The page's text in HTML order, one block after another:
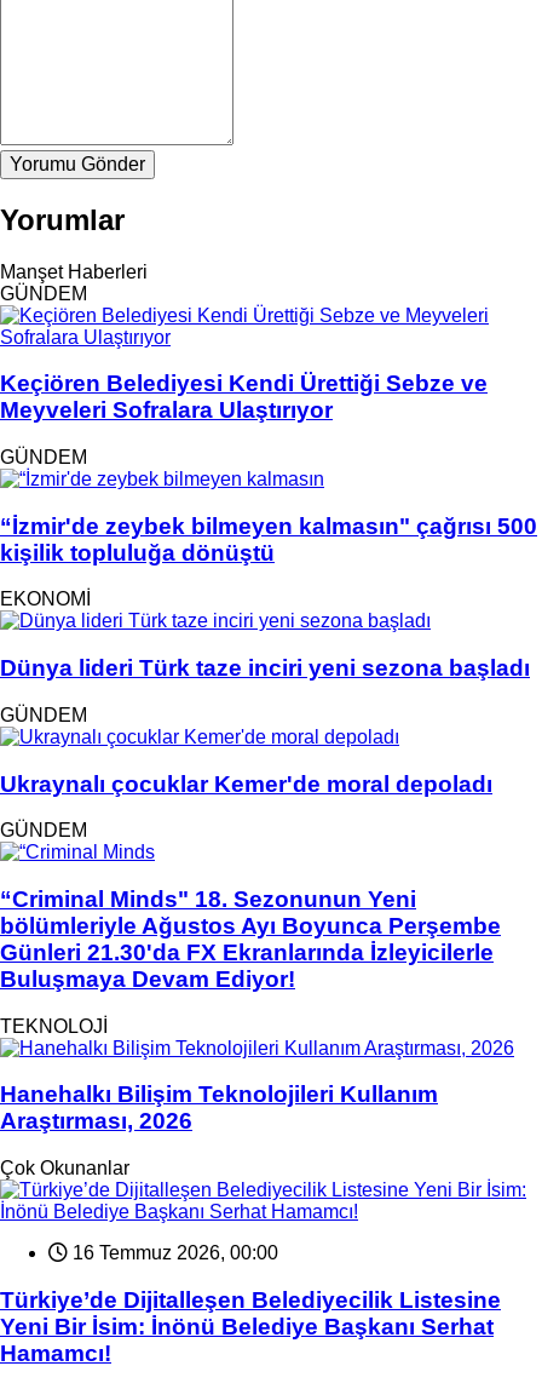
Yorumu Gönder
Yorumlar
Manşet Haberleri
GÜNDEM
Keçiören Belediyesi Kendi Ürettiği Sebze ve
Meyveleri Sofralara Ulaştırıyor
GÜNDEM
“İzmir'de zeybek bilmeyen kalmasın" çağrısı 500
kişilik topluluğa dönüştü
EKONOMİ
Dünya lideri Türk taze inciri yeni sezona başladı
GÜNDEM
Ukraynalı çocuklar Kemer'de moral depoladı
GÜNDEM
“Criminal Minds" 18. Sezonunun Yeni
bölümleriyle Ağustos Ayı Boyunca Perşembe
Günleri 21.30'da FX Ekranlarında İzleyicilerle
Buluşmaya Devam Ediyor!
TEKNOLOJİ
Hanehalkı Bilişim Teknolojileri Kullanım
Araştırması, 2026
Çok Okunanlar
16 Temmuz 2026, 00:00
Türkiye’de Dijitalleşen Belediyecilik Listesine
Yeni Bir İsim: İnönü Belediye Başkanı Serhat
Hamamcı!